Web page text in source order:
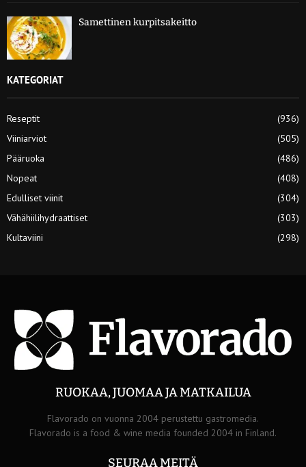
Samettinen kurpitsakeitto
KATEGORIAT
Reseptit
(936)
Viiniarviot
(505)
Pääruoka
(486)
Nopeat
(408)
Edulliset viinit
(304)
Vähähiilihydraattiset
(303)
Kultaviini
(298)
RUOKAA, JUOMAA JA MATKAILUA
Flavorado on vuonna 2004 perustettu gastromedia.
Flavorado is a food & wine media founded 2004 in Finland.
SEURAA MEITÄ